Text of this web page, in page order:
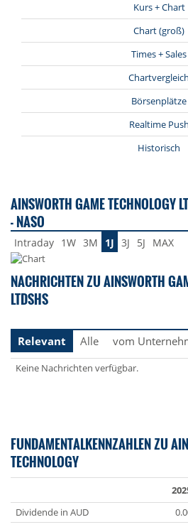
Kurs + Chart
Chart (groß)
Times + Sales
Chartvergleich
Börsenplätze
Realtime Push
Historisch
AINSWORTH GAME TECHNOLOGY
- NASO
Intraday 1W 3M 1J 3J 5J MAX
NACHRICHTEN ZU AINSWORTH
LTDSHS
Relevant
Alle vom
Keine Nachrichten verfügbar.
FUNDAMENTALKENNZAHLEN ZU
TECHNOLOGY
Dividende in AUD